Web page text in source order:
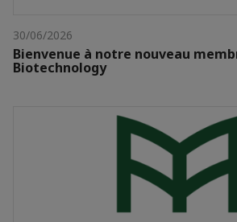
30/06/2026
Bienvenue à notre nouveau
Biotechnology